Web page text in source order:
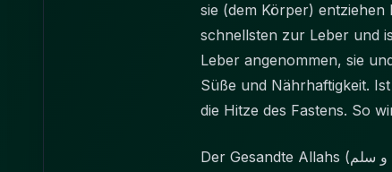
sie (dem Körper) entziehen
schnellsten zur Leber und
Leber angenommen, sie
Süße und Nährhaftigkeit.
die Hitze des Fastens. So
Der Gesandte Allahs (صلى الله عليه و سلم) hat zur Iftar weder unbegrenzt gegessen, noch war er maßlos oder